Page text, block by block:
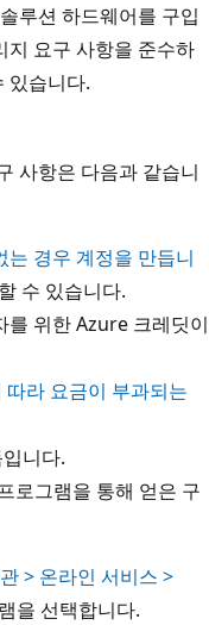
루션 하드웨어를 구입
지 요구 사항을 준수하
있습니다.
사항은 다음과 같습니
는 경우 계정을 만듭니
수 있습니다.
위한 Azure 크레딧이
라 요금이 부과되는
니다.
로그램을 통해 얻은 구
> 온라인 서비스 >
을 선택합니다.